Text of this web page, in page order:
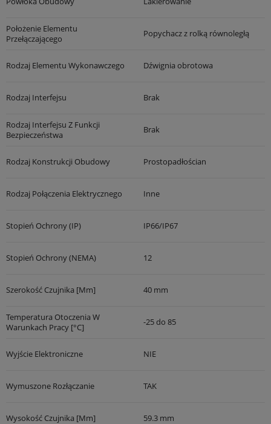
Położenie Elementu
Przełączającego
Popychacz z rolką równoległą
Rodzaj Elementu Wykonawczego Dźwignia obrotowa
Rodzaj Interfejsu Brak
Rodzaj Interfejsu Z Funkcji
Bezpieczeństwa
Brak
Rodzaj Konstrukcji Obudowy Prostopadłościan
Rodzaj Połączenia Elektrycznego Inne
Stopień Ochrony (IP) IP66/IP67
Stopień Ochrony (NEMA) 12
Szerokość Czujnika [mm] 40 mm
Temperatura Otoczenia W
Warunkach Pracy [°C]
-25 do 85
Wyjście Elektroniczne NIE
Wymuszone Rozłączanie TAK
Wysokość Czujnika [mm] 59.3 mm